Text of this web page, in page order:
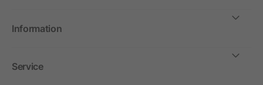
Information
Service